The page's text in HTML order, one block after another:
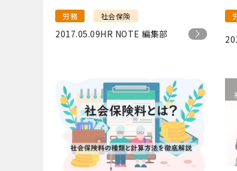
労務 社会保険
2017.05.09HR NOTE 編集部